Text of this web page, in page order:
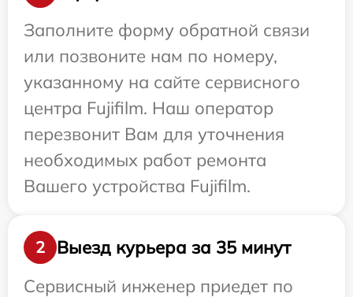
Заполните форму обратной связи
или позвоните нам по номеру,
указанному на сайте сервисного
центра Fujifilm. Наш оператор
перезвонит Вам для уточнения
необходимых работ ремонта
Вашего устройства Fujifilm.
2
Выезд курьера за 35 минут
Сервисный инженер приедет по